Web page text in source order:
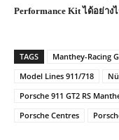
Performance Kitได้อย่าง
TAGS Manthey-Racing
Model Lines 911/718
Porsche 911 GT2 RS
Porsche Centres